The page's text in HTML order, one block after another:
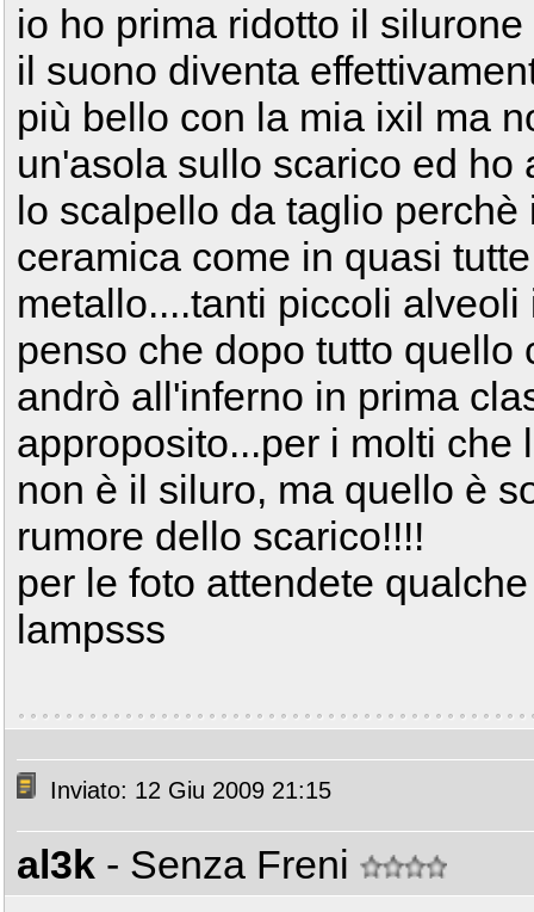
io ho prima ridotto il
il suono diventa
più bello con la mia ixil ma
un'asola sullo scarico ed
lo scalpello da taglio
ceramica come in quasi
metallo....tanti piccoli
penso che dopo tutto
andrò all'inferno in prima
approposito...per i molti che
non è il siluro, ma quello è
rumore dello scarico!!!!
per le foto attendete
lampsss
Inviato: 12 Giu 2009 21:15
al3k - Senza Freni